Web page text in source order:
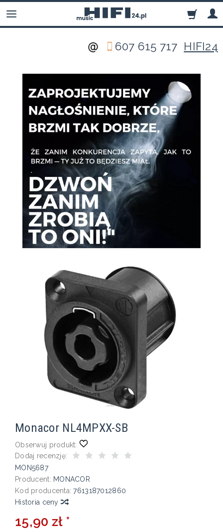
607 615 717 HIFI24
Monacor NL4MPXX-SB
Obserwuj produkt:
Dodaj recenzję:
MON5687
Producent: MONACOR
Kod producenta: 7613187012860
Historia ceny
15,90 zł *